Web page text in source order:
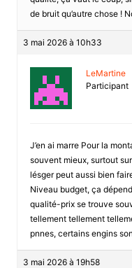
de bruit qu’autre chose !
3 mai 2026 à 10h33
LeMartine
Participant
J’en ai marre Pour la
souvent mieux, surtout
lésger peut aussi bien
Niveau budget, ça
qualité-prix se trouve
tellement tellement
pnnes, certains engins
3 mai 2026 à 19h58